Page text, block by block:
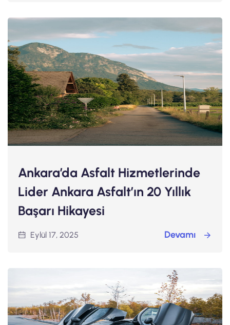
Ankara’da Asfalt Hizmetlerinde
Lider Ankara Asfalt’ın 20 Yıllık
Başarı Hikayesi
Eylül 17, 2025 Devamı